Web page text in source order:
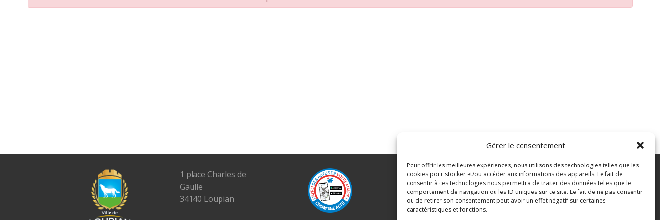
Gérer le consentement
Pour offrir les meilleures expériences, nous utilisons des technologies telles que les
cookies pour stocker et/ou accéder aux informations des appareils. Le fait de
consentir à ces technologies nous permettra de traiter des données telles que le
comportement de navigation ou les ID uniques sur ce site. Le fait de ne pas consentir
ou de retirer son consentement peut avoir un effet négatif sur certaines
caractéristiques et fonctions.
1 place Charles de
Gaulle
34140 Loupian
Tél. : 04 67 43 82 07
E-mail :
mairie@loupian.fr
Mentions légales